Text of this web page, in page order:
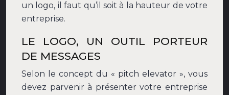
un logo, il faut qu’il soit à la hauteur de votre
entreprise.
LE LOGO, UN OUTIL PORTEUR
DE MESSAGES
Selon le concept du « pitch elevator », vous
devez parvenir à présenter votre entreprise